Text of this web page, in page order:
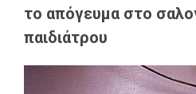
το απόγευμα στο
παιδιάτρου